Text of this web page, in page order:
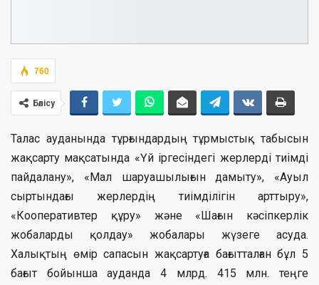
760
Бөлісу
Талас ауданында тұрғындардың тұрмыстық табысын
жақсарту мақсатында «Үй іргесіндегі жерлерді тиімді
пайдалану», «Мал шаруашылығын дамыту», «Ауыл
сыртындағы жерлердің тиімділігін арттыру»,
«Кооперативтер құру» және «Шағын кәсіпкерлік
жобаларды қолдау» жобалары жүзеге асуда.
Халықтың өмір сапасын жақсартуға бағытталған бұл 5
бағыт бойынша ауданда 4 млрд. 415 млн. теңге